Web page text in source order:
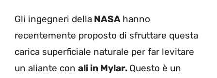
Gli ingegneri della NASA hanno
recentemente proposto di sfruttare questa
carica superficiale naturale per far levitare
un aliante con ali in Mylar. Questo è un